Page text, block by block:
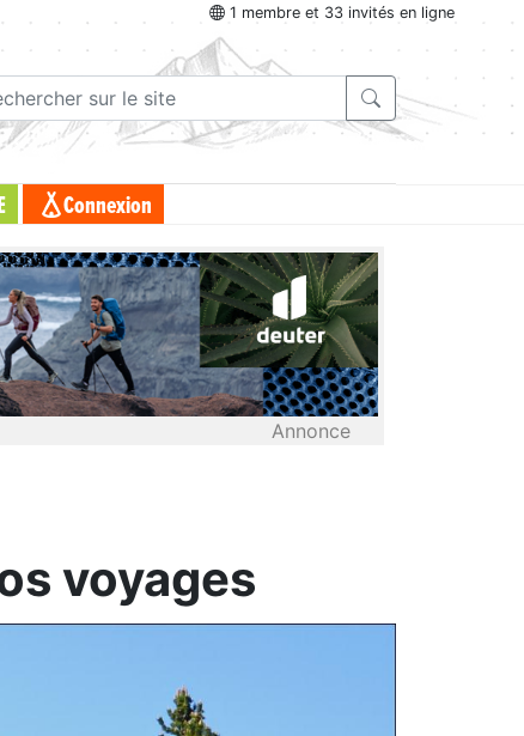
1 membre et 33 invités en ligne
Connexion
Annonce
voyages